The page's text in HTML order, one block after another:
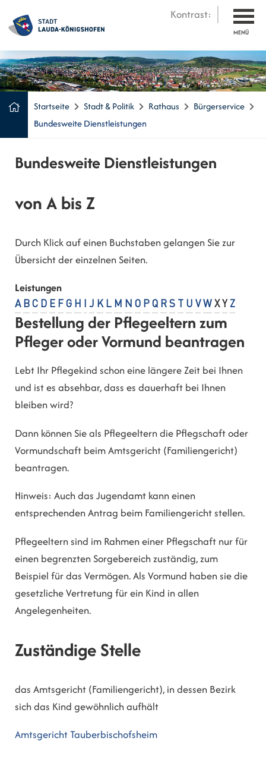
Kontrast:
MENÜ
Startseite Stadt & Politik Rathaus
Bürgerservice
Bundesweite Dienstleistungen
Bundesweite Dienstleistungen
von A bis Z
Durch Klick auf einen Buchstaben gelangen Sie zur
Übersicht der einzelnen Seiten.
Leistungen
A B C D E F G H J K L M N O P Q R S U V W X Y Z
Bestellung der Pflegeeltern zum
Pfleger oder Vormund beantragen
Lebt Ihr Pflegekind schon eine längere Zeit bei Ihnen
und ist es absehbar, dass es dauerhaft bei Ihnen
bleiben wird?
Dann können Sie als Pflegeeltern die Pflegschaft oder
Vormundschaft beim Amtsgericht (Familiengericht)
beantragen.
Hinweis: Auch das Jugendamt kann einen
entsprechenden Antrag beim Familiengericht stellen.
Pflegeeltern sind im Rahmen einer Pflegschaft nur für
einen begrenzten Sorgebereich zuständig, zum
Beispiel für das Vermögen. Als Vormund haben sie die
gesetzliche Vertretung für ein Kind in allen
Angelegenheiten.
Zuständige Stelle
das Amtsgericht (Familiengericht), in dessen Bezirk
sich das Kind gewöhnlich aufhält
Amtsgericht Tauberbischofsheim